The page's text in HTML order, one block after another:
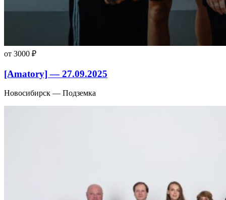
от 3000 ₽
[Amatory] — 27.09.2025
Новосибирск — Подземка